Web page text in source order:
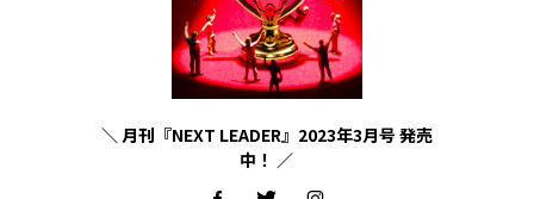
＼ 月刊『NEXT LEADER』2023年3月号 発売
中！ ／